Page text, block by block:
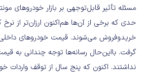
مسئله تأثیر قابل‌توجهی بر بازار خودروهای
حدی که برخی از آن‌ها هم‌اکنون ارزان‌تر از نرخ
خریدوفروش می‌شوند. قیمت خودروهای داخلی
گرفت. بااین‌حال رسانه‌ها توجه چندانی به
نداشتند. اکنون که پنج سال از توقف واردات